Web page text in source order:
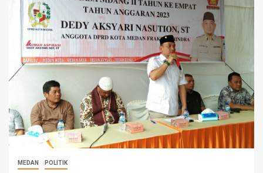
MEDAN POLITIK